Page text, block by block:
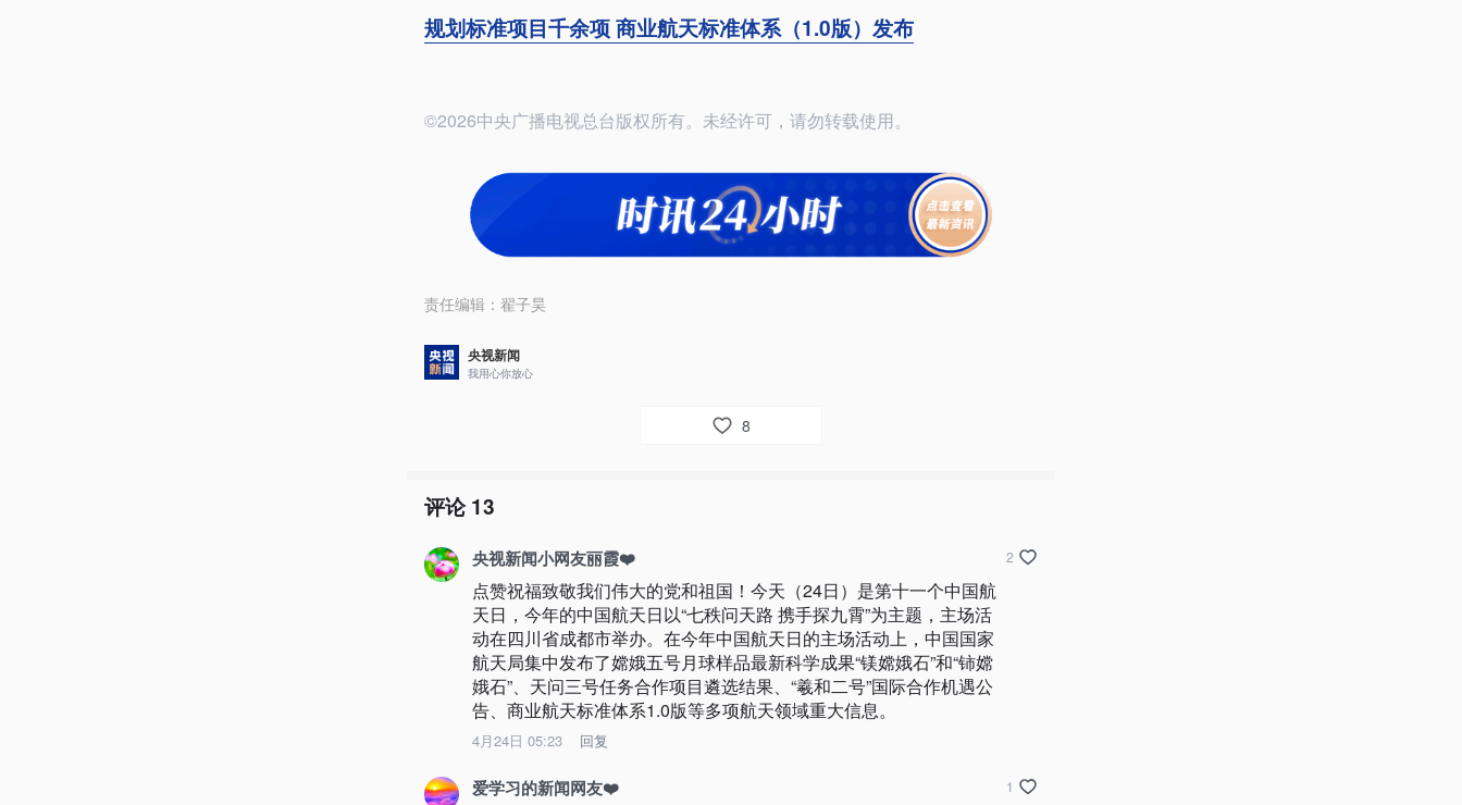
规划标准项目千余项 商业航天标准体系（1.0版）发布
©2026中央广播电视总台版权所有。未经许可，请勿转载使用。
责任编辑： 翟子昊
央视新闻
我用心你放心
8
评论13
央视新闻小网友丽霞❤️
点赞祝福致敬我们伟大的党和祖国！今天（24日）是第十一个中国航
天日，今年的中国航天日以“七秩问天路 携手探九霄”为主题，主场活
动在四川省成都市举办。在今年中国航天日的主场活动上，中国国家
航天局集中发布了嫦娥五号月球样品最新科学成果“镁嫦娥石”和“铈嫦
娥石”、天问三号任务合作项目遴选结果、“羲和二号”国际合作机遇公
告、商业航天标准体系1.0版等多项航天领域重大信息。
4月24日 05:23 回复
2
爱学习的新闻网友❤️ 1